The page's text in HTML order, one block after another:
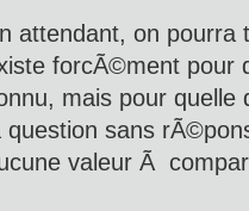
attendant, on pourra
forcÃ©ment pour
mais pour
question sans
valeur Ã